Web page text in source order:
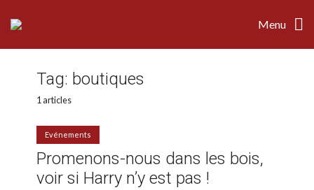
Menu
Tag: boutiques
1 articles
Evénements
Promenons-nous dans les bois,
voir si Harry n’y est pas !